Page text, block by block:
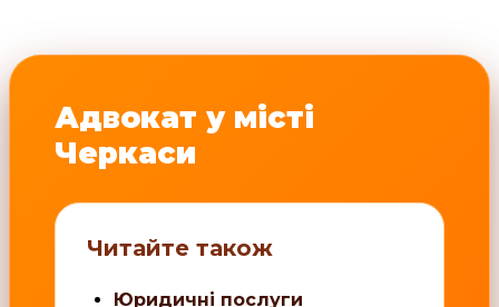
Адвокат у місті
Черкаси
Читайте також
Юридичні послуги